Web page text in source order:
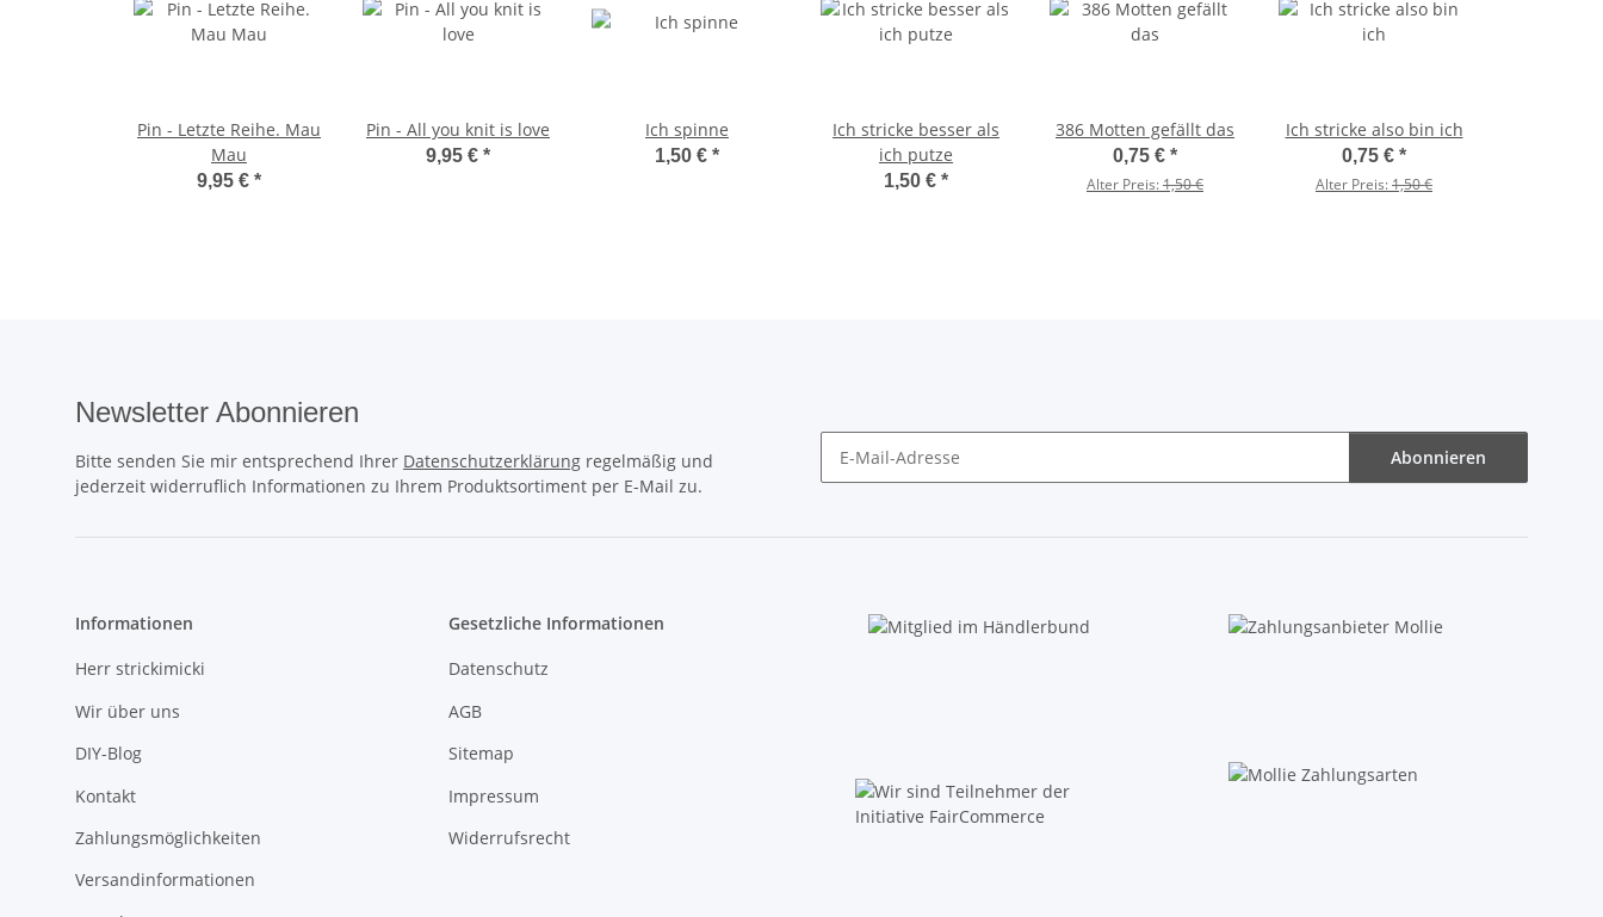
Pin - Letzte Reihe. Mau
Mau
9,95 € *
Pin - All you knit is love
9,95 € *
Ich spinne
1,50 € *
Ich stricke besser als
ich putze
1,50 € *
386 Motten gefällt das
0,75 € *
Alter Preis:1,50 €
Ich stricke also bin ich
0,75 € *
Alter Preis:1,50 €
Newsletter Abonnieren
Bitte senden Sie mir entsprechend Ihrer Datenschutzerklärung regelmäßig und
jederzeit widerruflich Informationen zu Ihrem Produktsortiment per E-Mail zu.
Abonnieren
Informationen
Herr strickimicki
Wir über uns
DIY-Blog
Kontakt
Zahlungsmöglichkeiten
Versandinformationen
Gesetzliche Informationen
Datenschutz
AGB
Sitemap
Impressum
Widerrufsrecht